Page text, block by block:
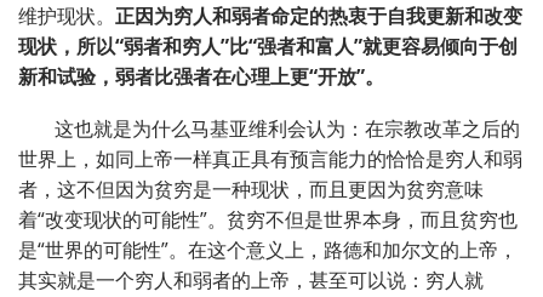
维护现状。 正因为穷人和弱者命定的热衷于自我更新和改变
现状，所以“弱者和穷人”比“强者和富人”就更容易倾向于创
新和试验，弱者比强者在心理上更“开放”。
这也就是为什么马基亚维利会认为：在宗教改革之后的
世界上，如同上帝一样真正具有预言能力的恰恰是穷人和弱
者，这不但因为贫穷是一种现状，而且更因为贫穷意味
着“改变现状的可能性”。贫穷不但是世界本身，而且贫穷也
是“世界的可能性”。在这个意义上，路德和加尔文的上帝，
其实就是一个穷人和弱者的上帝，甚至可以说：穷人就